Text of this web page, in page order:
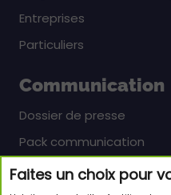
Faites un choix pour
Entreprises
Particuliers
Communication
Dossier de presse
Pack communication
Newsletter